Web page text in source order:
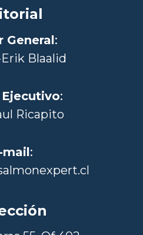
General :
Blaalid
:
Ricapito
mail :